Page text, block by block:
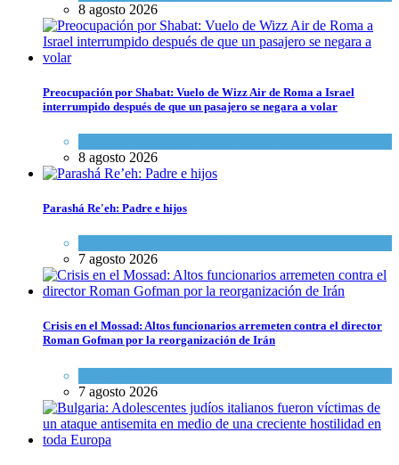
8 agosto 2026
Preocupación por Shabat: Vuelo de Wizz Air de Roma a Israel
interrumpido después de que un pasajero se negara a volar
8 agosto 2026
Parashá Re'eh: Padre e hijos
7 agosto 2026
Crisis en el Mossad: Altos funcionarios arremeten contra el director
Roman Gofman por la reorganización de Irán
7 agosto 2026